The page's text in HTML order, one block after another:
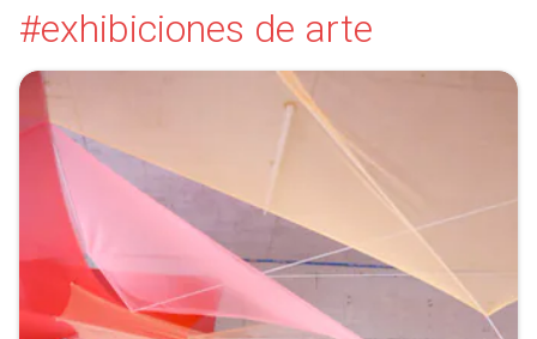
#exhibiciones de arte